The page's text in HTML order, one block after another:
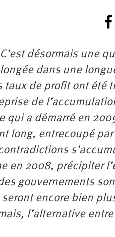
désormais une
dans une
taux de profit ont été
de
qui a démarré en
long, entrecoupé
en 2008, précipiter
gouvernements
encore bien
l’alternative